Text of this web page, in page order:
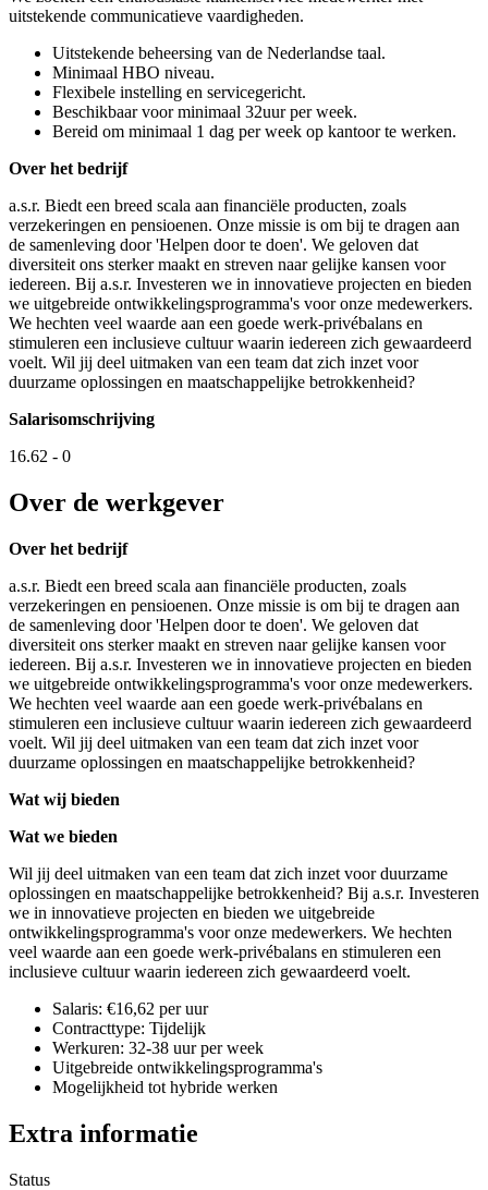
uitstekende communicatieve vaardigheden.
Uitstekende beheersing van de Nederlandse taal.
Minimaal HBO niveau.
Flexibele instelling en servicegericht.
Beschikbaar voor minimaal 32uur per week.
Bereid om minimaal 1 dag per week op kantoor te werken.
Over het bedrijf
a.s.r. Biedt een breed scala aan financiële producten, zoals
verzekeringen en pensioenen. Onze missie is om bij te dragen aan
de samenleving door 'Helpen door te doen'. We geloven dat
diversiteit ons sterker maakt en streven naar gelijke kansen voor
iedereen. Bij a.s.r. Investeren we in innovatieve projecten en bieden
we uitgebreide ontwikkelingsprogramma's voor onze medewerkers.
We hechten veel waarde aan een goede werk-privébalans en
stimuleren een inclusieve cultuur waarin iedereen zich gewaardeerd
voelt. Wil jij deel uitmaken van een team dat zich inzet voor
duurzame oplossingen en maatschappelijke betrokkenheid?
Salarisomschrijving
16.62 - 0
Over de werkgever
Over het bedrijf
a.s.r. Biedt een breed scala aan financiële producten, zoals
verzekeringen en pensioenen. Onze missie is om bij te dragen aan
de samenleving door 'Helpen door te doen'. We geloven dat
diversiteit ons sterker maakt en streven naar gelijke kansen voor
iedereen. Bij a.s.r. Investeren we in innovatieve projecten en bieden
we uitgebreide ontwikkelingsprogramma's voor onze medewerkers.
We hechten veel waarde aan een goede werk-privébalans en
stimuleren een inclusieve cultuur waarin iedereen zich gewaardeerd
voelt. Wil jij deel uitmaken van een team dat zich inzet voor
duurzame oplossingen en maatschappelijke betrokkenheid?
Wat wij bieden
Wat we bieden
Wil jij deel uitmaken van een team dat zich inzet voor duurzame
oplossingen en maatschappelijke betrokkenheid? Bij a.s.r. Investeren
we in innovatieve projecten en bieden we uitgebreide
ontwikkelingsprogramma's voor onze medewerkers. We hechten
veel waarde aan een goede werk-privébalans en stimuleren een
inclusieve cultuur waarin iedereen zich gewaardeerd voelt.
Salaris: €16,62 per uur
Contracttype: Tijdelijk
Werkuren: 32-38 uur per week
Uitgebreide ontwikkelingsprogramma's
Mogelijkheid tot hybride werken
Extra informatie
Status